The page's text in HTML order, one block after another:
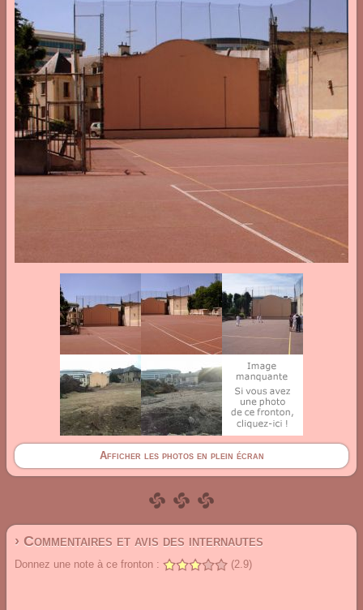
Afficher les photos en plein écran
› Commentaires et avis des internautes
Donnez une note à ce fronton : (2.9)